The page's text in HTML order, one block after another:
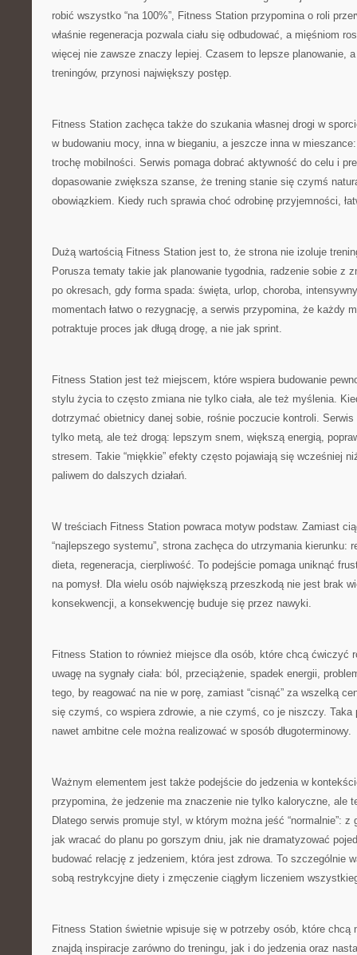
robić wszystko “na 100%”, Fitness Station przypomina o roli
właśnie regeneracja pozwala ciału się odbudować, a mięśniom
więcej nie zawsze znaczy lepiej. Czasem to lepsze planowanie, a
treningów, przynosi największy postęp.
Fitness Station zachęca także do szukania własnej drogi w
w budowaniu mocy, inna w bieganiu, a jeszcze inna w
trochę mobilności. Serwis pomaga dobrać aktywność do celu i
dopasowanie zwiększa szanse, że trening stanie się czymś
obowiązkiem. Kiedy ruch sprawia choć odrobinę przyjemności,
Dużą wartością Fitness Station jest to, że strona nie izoluje
Porusza tematy takie jak planowanie tygodnia, radzenie sobie z
po okresach, gdy forma spada: święta, urlop, choroba,
momentach łatwo o rezygnację, a serwis przypomina, że każdy
potraktuje proces jak długą drogę, a nie jak sprint.
Fitness Station jest też miejscem, które wspiera budowanie
stylu życia to często zmiana nie tylko ciała, ale też myślenia.
dotrzymać obietnicy danej sobie, rośnie poczucie kontroli.
tylko metą, ale też drogą: lepszym snem, większą energią,
stresem. Takie “miękkie” efekty często pojawiają się wcześniej
paliwem do dalszych działań.
W treściach Fitness Station powraca motyw podstaw. Zamiast
“najlepszego systemu”, strona zachęca do utrzymania kierunku:
dieta, regeneracja, cierpliwość. To podejście pomaga uniknąć
na pomysł. Dla wielu osób największą przeszkodą nie jest brak
konsekwencji, a konsekwencję buduje się przez nawyki.
Fitness Station to również miejsce dla osób, które chcą ćwiczyć
uwagę na sygnały ciała: ból, przeciążenie, spadek energii,
tego, by reagować na nie w porę, zamiast “cisnąć” za wszelką
się czymś, co wspiera zdrowie, a nie czymś, co je niszczy. Taka
nawet ambitne cele można realizować w sposób długoterminowy.
Ważnym elementem jest także podejście do jedzenia w
przypomina, że jedzenie ma znaczenie nie tylko kaloryczne, ale
Dlatego serwis promuje styl, w którym można jeść “normalnie”: z
jak wracać do planu po gorszym dniu, jak nie dramatyzować
budować relację z jedzeniem, która jest zdrowa. To szczególnie
sobą restrykcyjne diety i zmęczenie ciągłym liczeniem
Fitness Station świetnie wpisuje się w potrzeby osób, które chcą
znajdą inspiracje zarówno do treningu, jak i do jedzenia oraz